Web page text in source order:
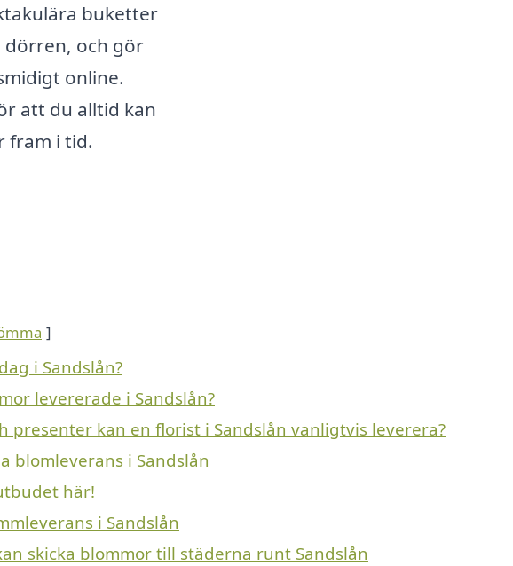
buketter
dörren, och gör
online.
att du alltid kan
fram i tid.
i Sandslån?
levererade i Sandslån?
presenter kan en florist i Sandslån vanligtvis leverera?
blomleverans i Sandslån
här!
i Sandslån
skicka blommor till städerna runt Sandslån